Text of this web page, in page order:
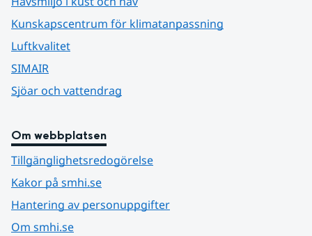
Kunskapscentrum för klimatanpassning
Luftkvalitet
SIMAIR
Sjöar och vattendrag
Om webbplatsen
Tillgänglighetsredogörelse
Kakor på smhi.se
Hantering av personuppgifter
Om smhi.se